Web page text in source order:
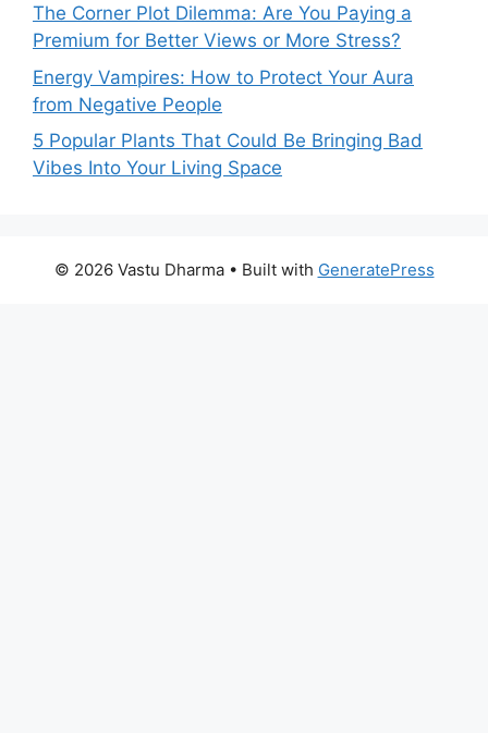
The Corner Plot Dilemma: Are You Paying a
Premium for Better Views or More Stress?
Energy Vampires: How to Protect Your Aura
from Negative People
5 Popular Plants That Could Be Bringing Bad
Vibes Into Your Living Space
© 2026 Vastu Dharma• Built with GeneratePress